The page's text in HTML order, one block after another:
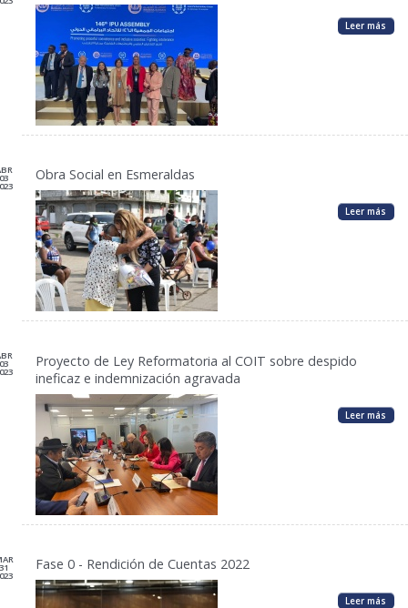
Leer más
03 Obra Social en Esmeraldas
Leer más
03
Proyecto de Ley Reformatoria al COIT sobre despido
ineficaz e indemnización agravada
Leer más
31 Fase 0 - Rendición de Cuentas 2022
Leer más